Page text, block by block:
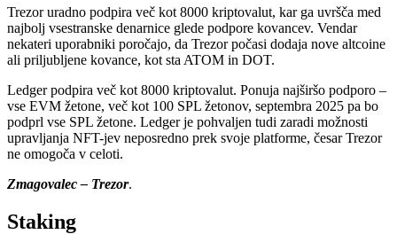
Trezor uradno podpira več kot 8000 kriptovalut, kar ga uvršča med
najbolj vsestranske denarnice glede podpore kovancev. Vendar
nekateri uporabniki poročajo, da Trezor počasi dodaja nove altcoine
ali priljubljene kovance, kot sta ATOM in DOT.
Ledger podpira več kot 8000 kriptovalut. Ponuja najširšo podporo –
vse EVM žetone, več kot 100 SPL žetonov, septembra 2025 pa bo
podprl vse SPL žetone. Ledger je pohvaljen tudi zaradi možnosti
upravljanja NFT-jev neposredno prek svoje platforme, česar Trezor
ne omogoča v celoti.
Zmagovalec – Trezor.
Staking